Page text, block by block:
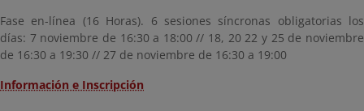
Fase en-línea (16 Horas). 6 sesiones síncronas obligatorias los
días: 7 noviembre de 16:30 a 18:00 // 18, 20 22 y 25 de noviembre
de 16:30 a 19:30 // 27 de noviembre de 16:30 a 19:00
Información e Inscripción